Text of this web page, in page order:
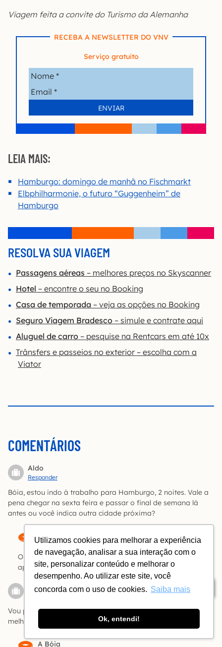
Utilizamos cookies para melhorar a experiência
de navegação, analisar a sua interação com o
site, personalizar conteúdo e melhorar o
desempenho. Ao utilizar este site, você
concorda com o uso de cookies. Saiba mais
Ok, entendi!
Índice
Viagem feita a convite do Turismo da Alemanha
RECEBA A NEWSLETTER DO VNV
Serviço gratuito
LEIA MAIS:
Hamburgo: domingo de manhã no Fischmarkt
Elbphilharmonie, o futuro “Guggenheim” de
Hamburgo
RESOLVA SUA VIAGEM
Passagens aéreas – melhores preços no Skyscanner
Hotel – encontre o seu no Booking
Casa de temporada – veja as opções no Booking
Seguro Viagem Bradesco – simule e contrate aqui
Aluguel de carro – pesquise na Rentcars em até 10x
Trânsfers e passeios no exterior – escolha com a
Viator
COMENTÁRIOS
Aldo
Responder
Bóia, estou indo à trabalho para Hamburgo, 2 noites. Vale a
pena chegar na sexta feira e passar o final de semana lá
antes ou você indica outra cidade próxima?
A Bóia
Olá, Aldo! É uma cidade animada e muito interessante,
aproveite a oportunidade!
Denise Leorte
Vou passar os primeiros dias de 2020 e Hamburgo. Quais as
melhores dicas para tempo gelado nesta cidade?
A Bóia